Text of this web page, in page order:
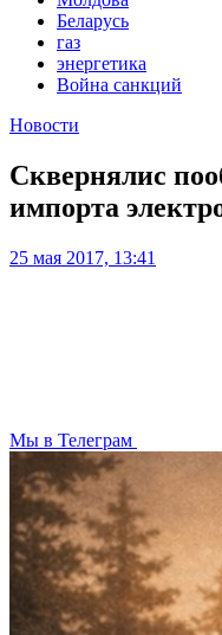
Беларусь
газ
энергетика
Война санкций
Новости
Сквернялис
импорта
25 мая 2017, 13:41
Мы в Телеграм